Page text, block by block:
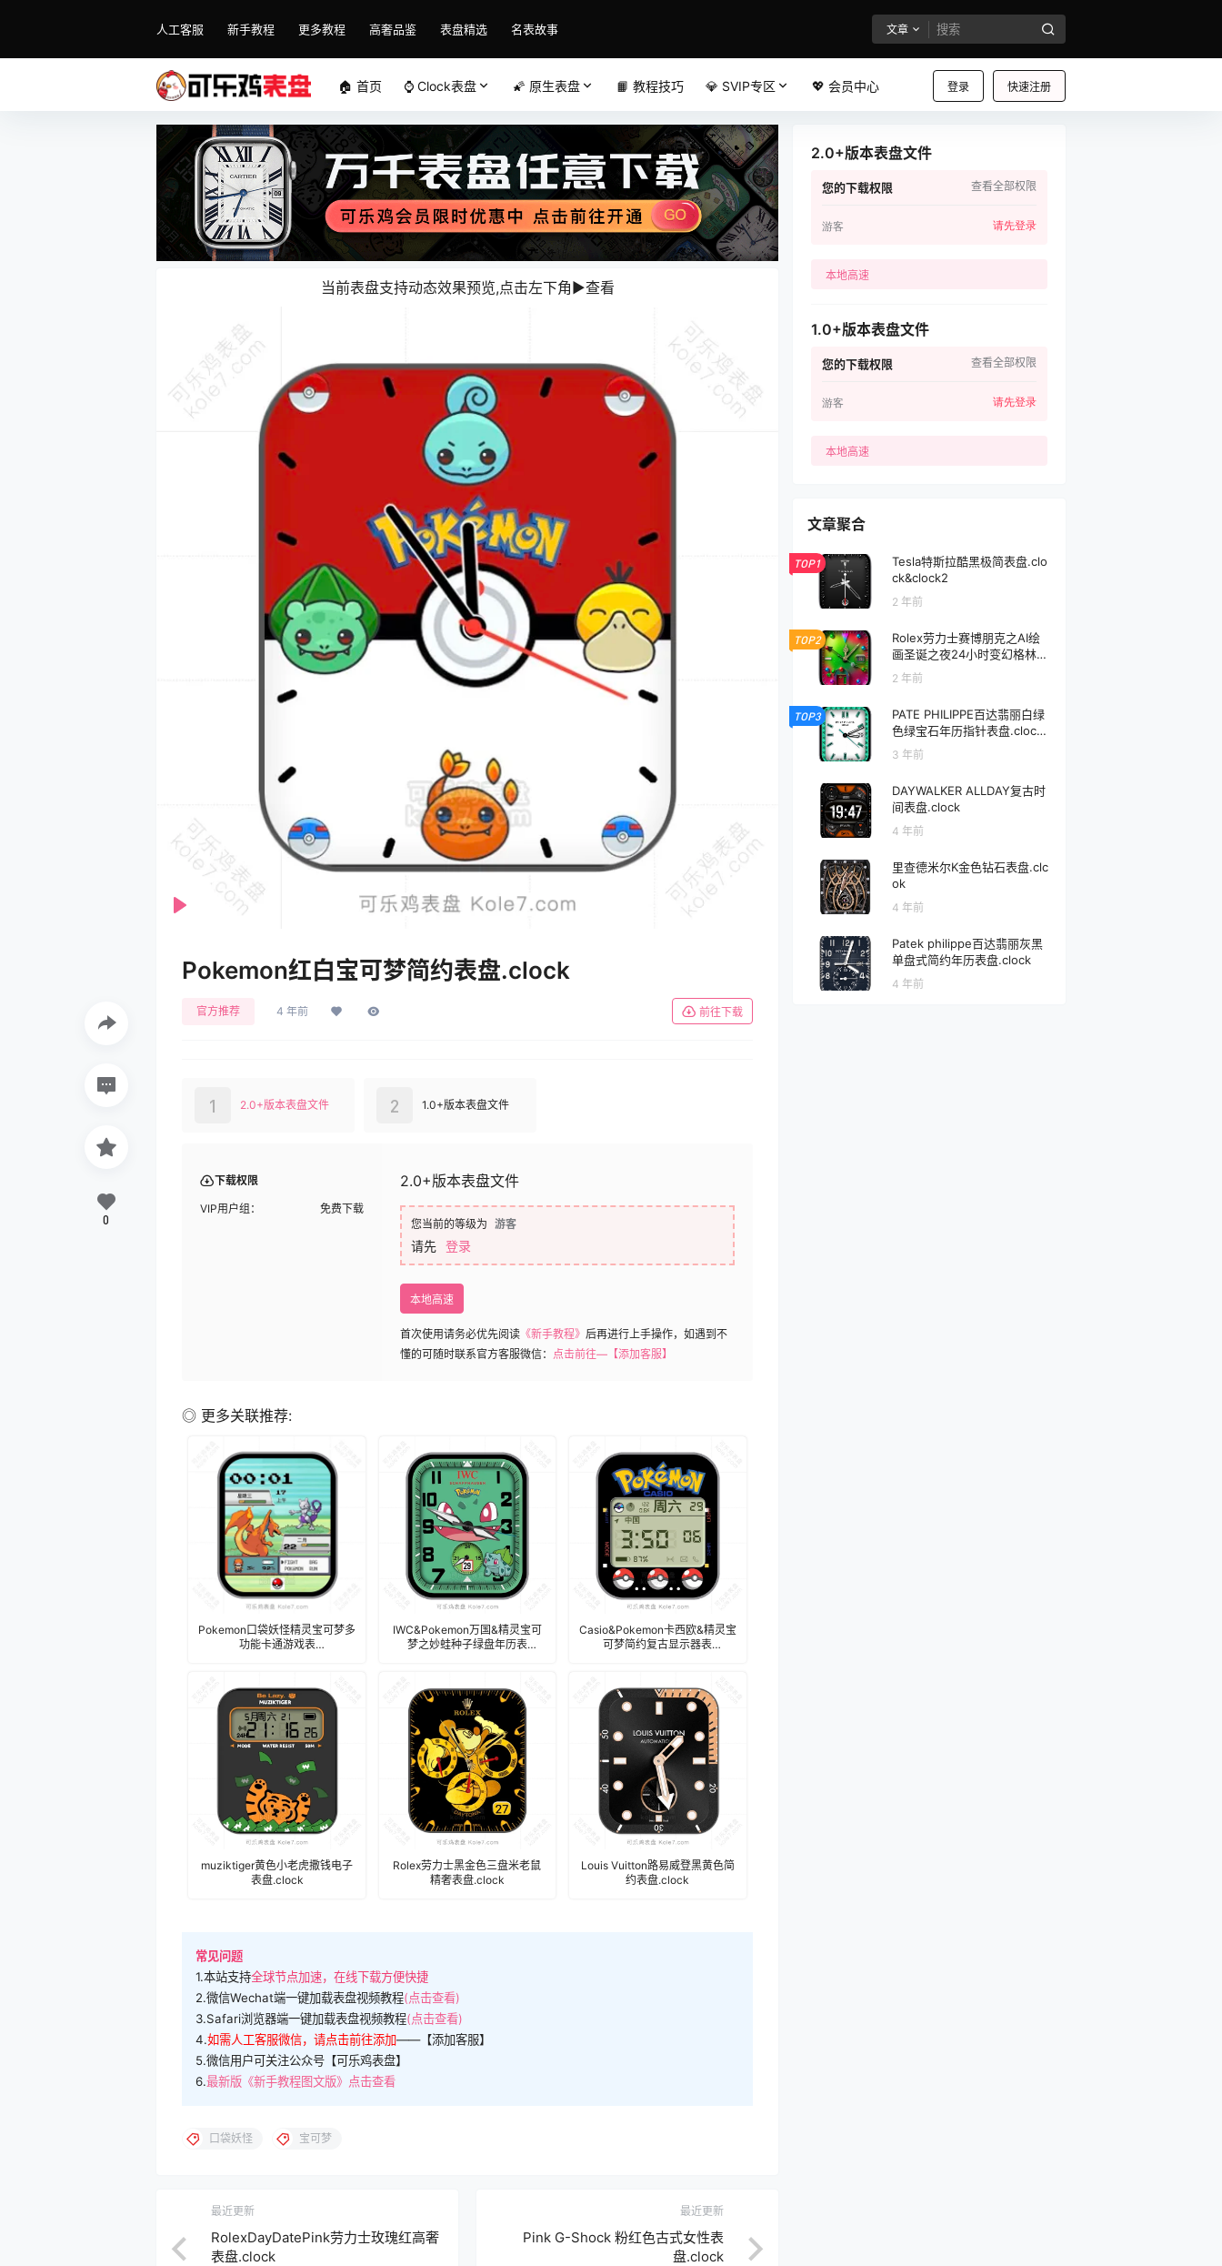
人工客服 新手教程 更多教程 高奢品鉴 表盘精选 名表故事 文章
登录 快速注册
🏠 首页 ⌚️ Clock表盘 🌠 原生表盘 📙 教程技巧 💎 SVIP专区 💖 会员中心
当前表盘支持动态效果预览,点击左下角▶️查看️
Pokemon红白宝可梦简约表盘.clock
官方推荐 4 年前 前往下载
2.0+版本表盘文件
1 1.0+版本表盘文件
2
下载权限
VIP用户组： 免费下载
2.0+版本表盘文件
您当前的等级为 游客
请先 登录
本地高速
首次使用请务必优先阅读 《新手教程》 后再进行上手操作，如遇到不
懂的可随时联系官方客服微信： 点击前往—【添加客服】
◎ 更多关联推荐:
Pokemon口袋妖怪精灵宝可梦多
功能卡通游戏表
IWC&Pokemon万国&精灵宝可
梦之妙蛙种子绿盘年历表
Casio&Pokemon卡西欧&精灵宝
可梦简约复古显示器表
muziktiger黄色小老虎撒钱电子
表盘.clock
Rolex劳力士黑金色三盘米老鼠
精奢表盘.clock
Louis Vuitton路易威登黑黄色简
约表盘.clock
常见问题
1.本站支持全球节点加速，在线下载方便快捷
2.微信Wechat端一键加载表盘视频教程(点击查看)
3.Safari浏览器端一键加载表盘视频教程(点击查看)
4.如需人工客服微信，请点击前往添加——【添加客服】
5.微信用户可关注公众号【可乐鸡表盘】
6.最新版《新手教程图文版》点击查看
0
口袋妖怪 宝可梦
最近更新
RolexDayDatePink劳力士玫瑰红高奢
表盘.clock
最近更新
Pink G-Shock 粉红色古式女性表
盘.clock
2.0+版本表盘文件
您的下载权限 查看全部权限
游客 请先登录
本地高速
1.0+版本表盘文件
您的下载权限 查看全部权限
游客 请先登录
本地高速
文章聚合
TOP1
Tesla特斯拉酷黑极简表盘.clo
ck&clock2
2 年前
TOP2
Rolex劳力士赛博朋克之AI绘
画圣诞之夜24小时变幻格林尼
治型系列年历表盘.clock&cloc
k2
2 年前
TOP3
PATE PHILIPPE百达翡丽白绿
色绿宝石年历指针表盘.clock&
clock2
3 年前
DAYWALKER ALLDAY复古时
间表盘.clock
4 年前
里查德米尔K金色钻石表盘.clc
ok
4 年前
Patek philippe百达翡丽灰黑
单盘式简约年历表盘.clock
4 年前